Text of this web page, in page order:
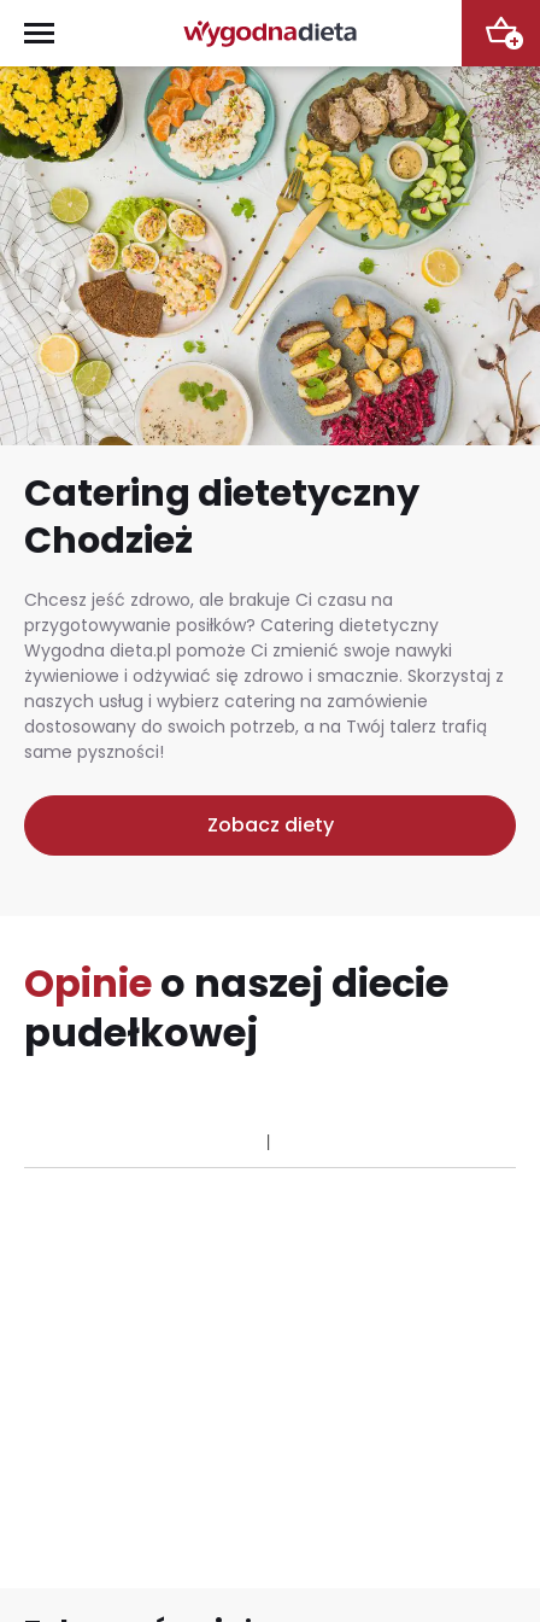
+
Catering dietetyczny
Chodzież
Chcesz jeść zdrowo, ale brakuje Ci czasu na
przygotowywanie posiłków? Catering dietetyczny
Wygodna dieta.pl pomoże Ci zmienić swoje nawyki
żywieniowe i odżywiać się zdrowo i smacznie. Skorzystaj z
naszych usług i wybierz catering na zamówienie
dostosowany do swoich potrzeb, a na Twój talerz trafią
same pyszności!
Zobacz diety
Opinieo naszej diecie
pudełkowej